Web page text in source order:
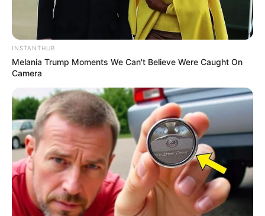
INSTANTHUB
Melania Trump Moments We Can't Believe Were Caught On
Camera